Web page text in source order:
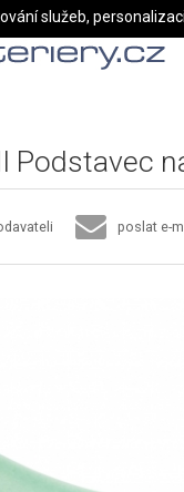
Podstavec
poslat e-
služeb,